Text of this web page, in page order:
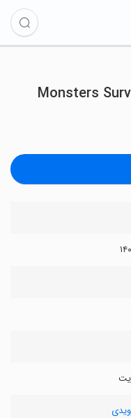
Monsters